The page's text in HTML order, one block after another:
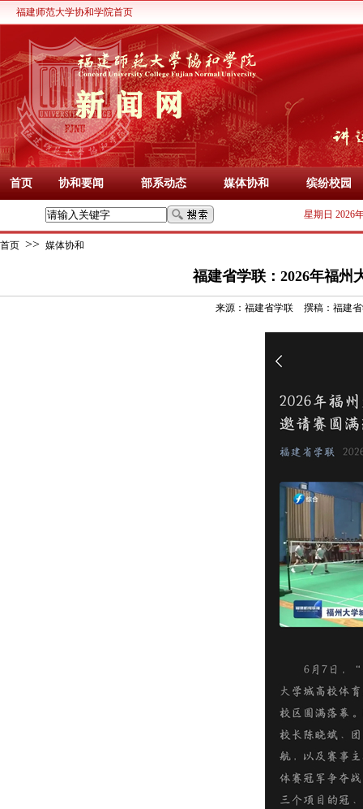
福建师范大学协和学院首页
首页 协和要闻 部系动态 媒体协和 缤纷校园
星期日 2026
首页 >> 媒体协和
福建省学联：2026年福州
来源： 福建省学联 撰稿： 福建